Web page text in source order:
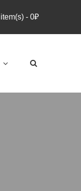
item(s) - 0₽